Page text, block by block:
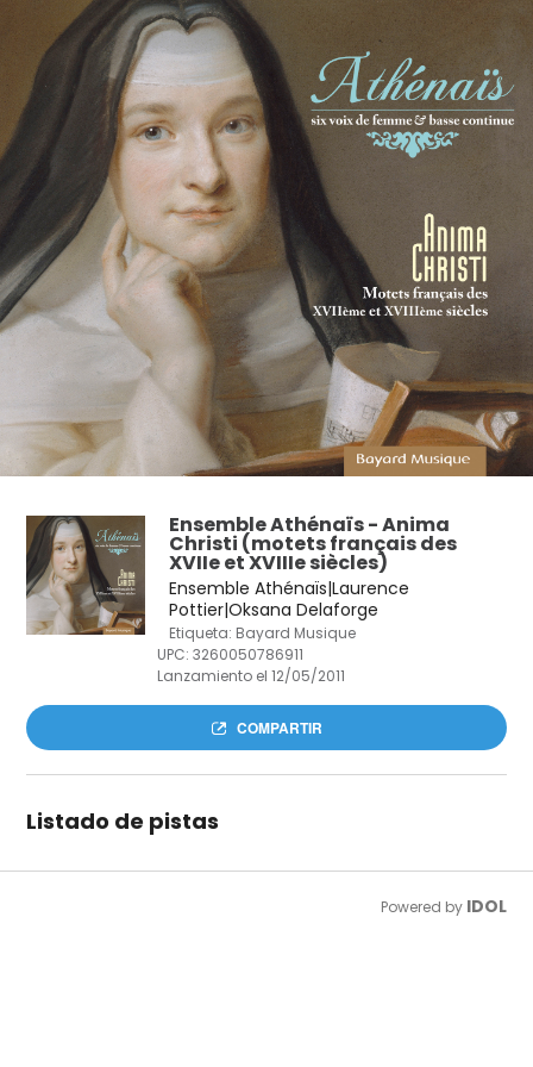
Ensemble Athénaïs - Anima
Christi (motets français des
XVIIe et XVIIIe siècles)
Ensemble Athénaïs|Laurence
Pottier|Oksana Delaforge
Etiqueta: Bayard Musique
UPC:3260050786911
Lanzamiento el 12/05/2011
COMPARTIR
Listado de pistas
Powered by IDOL